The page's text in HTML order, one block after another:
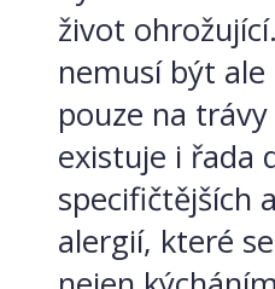
život
nemusí být ale
pouze na
existuje i řada
specifičtějších
alergií, které